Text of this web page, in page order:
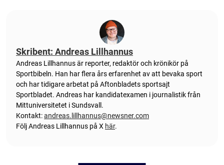
Skribent: Andreas Lillhannus
Andreas Lillhannus är reporter, redaktör och krönikör på
Sportbibeln. Han har flera års erfarenhet av att bevaka sport
och har tidigare arbetat på Aftonbladets sportsajt
Sportbladet. Andreas har kandidatexamen i journalistik från
Mittuniversitetet i Sundsvall.
Kontakt:andreas.lillhannus@newsner.com
Följ Andreas Lillhannus på X här.